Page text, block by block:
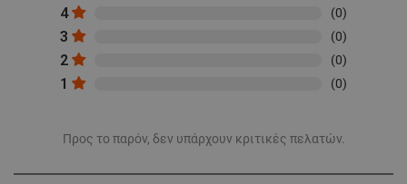
4 (0)
3 (0)
2 (0)
1 (0)
Προς το παρόν, δεν υπάρχουν κριτικές πελατών.